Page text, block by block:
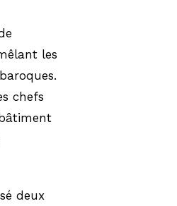
les
chefs
deux